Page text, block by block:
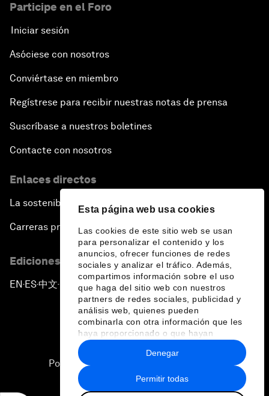
Esta página web usa cookies
Las cookies de este sitio web se usan
para personalizar el contenido y los
anuncios, ofrecer funciones de redes
sociales y analizar el tráfico. Además,
compartimos información sobre el uso
que haga del sitio web con nuestros
partners de redes sociales, publicidad y
análisis web, quienes pueden
combinarla con otra información que les
haya proporcionado o que hayan
recopilado a partir del uso que haya
hecho de sus servicios.
Permitir todas
Denegar
Participe en el Foro
Iniciar sesión
Asóciese con nosotros
Conviértase en miembro
Regístrese para recibir nuestras notas de prensa
Suscríbase a nuestros boletines
Contacte con nosotros
Enlaces directos
La sostenibilidad en el Foro
Carreras profesionales
Ediciones en otros idiomas
EN ▪ ES▪中文▪ 日本語
Política de privacidad y normas de uso